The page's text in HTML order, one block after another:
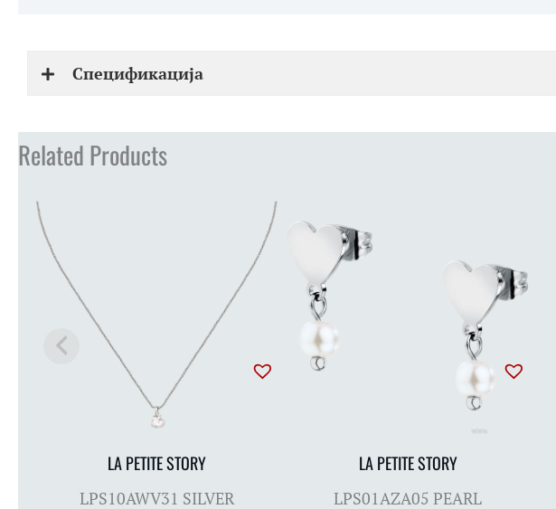
Спецификација
Related Products
LA PETITE STORY
LPS10AWV31 SILVER
LA PETITE STORY
LPS01AZA05 PEARL